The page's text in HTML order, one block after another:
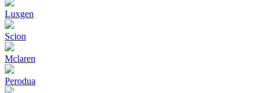
Luxgen
Scion
Mclaren
Perodua